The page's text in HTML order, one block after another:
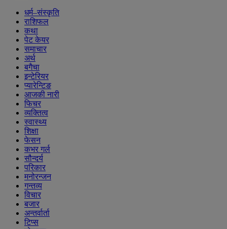
धर्म–संस्कृति
राशिफल
कथा
पेट केयर
समाचार
अर्थ
बगैचा
इन्टेरियर
प्यारेन्टिङ
आजकी नारी
फिचर
व्यक्तित्व
स्वास्थ्य
शिक्षा
फेसन
कभर गर्ल
सौन्दर्य
परिकार
मनोरन्जन
गन्तव्य
विचार
बजार
अन्तर्वार्ता
टिप्स